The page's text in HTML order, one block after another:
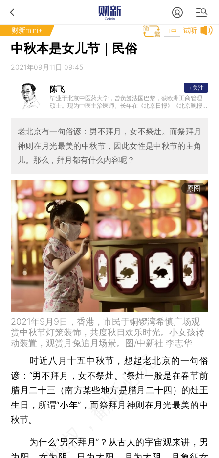
财新mini+ 试听
T中
中秋本是女儿节｜民俗
2021年09月11日 09:45
陈飞
毕业于北京中医药大学，曾负笈法国巴黎，获欧洲工商管理
硕士。现为中医主治医师。长年在《北京日报》《北京晚报
+关注
老北京有一句俗谚：男不拜月，女不祭灶。而祭拜月
神则在月光最美的中秋节，因此女性是中秋节的主角
儿。那么，拜月都有什么内容呢？
原图
2021年9月9日，香港，市民于铜锣湾希慎广场观
赏中秋节灯笼装饰，共度秋日欢乐时光。小女孩转
动装置，观赏月兔追月场景。图/中新社 李志华
时近八月十五中秋节，想起老北京的一句俗
谚：“男不拜月，女不祭灶。”祭灶一般是在春节前
腊月二十三（南方某些地方是腊月二十四）的灶王
生日，所谓“小年”，而祭拜月神则在月光最美的中
秋节。
为什么“男不拜月”？从古人的宇宙观来讲，男